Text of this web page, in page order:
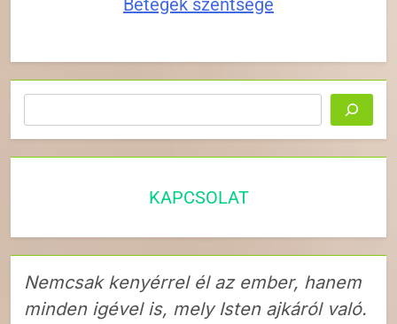
KAPCSOLAT
Nemcsak kenyérrel él az ember, hanem
minden igével is, mely Isten ajkáról való.